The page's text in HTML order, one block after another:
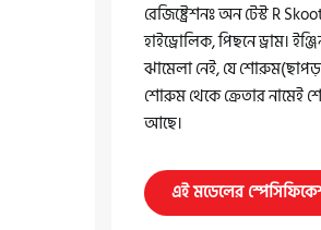
রেজিষ্ট্রেশনঃ অন টেস্ট R
হাইড্রোলিক, পিছনে ড্রাম।
ঝামেলা নেই, যে
শোরুম থেকে ক্রেতার নামেই
আছে।
এই মডেলের